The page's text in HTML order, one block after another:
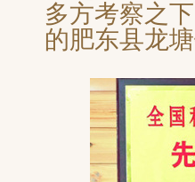
多方考察之
的肥东县龙塘